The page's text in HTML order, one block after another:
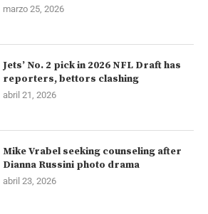
marzo 25, 2026
Jets’ No. 2 pick in 2026 NFL Draft has
reporters, bettors clashing
abril 21, 2026
Mike Vrabel seeking counseling after
Dianna Russini photo drama
abril 23, 2026